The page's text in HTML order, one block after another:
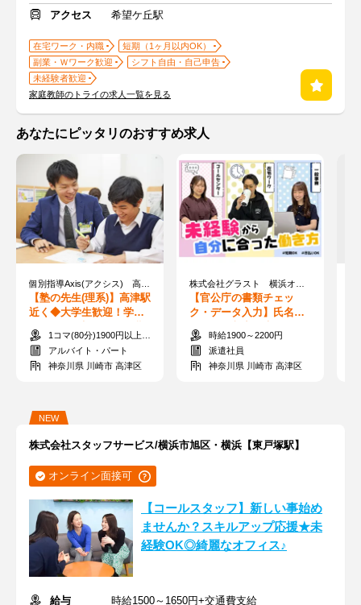
アクセス 希望ケ丘駅
在宅ワーク・内職
短期（1ヶ月以内OK）
副業・Ｗワーク歓迎
シフト自由・自己申告
未経験者歓迎
家庭教師のトライの求人一覧を見る
あなたにピッタリのおすすめ求人
【塾の先生(理系)】高津駅
近く◆大学生歓迎！学校
&テスト優先でOK◎短期
も可1コマ(80分)1900円以上＋交通費
アルバイト・パート
神奈川県 川崎市 高津区
【官公庁の書類チェッ
ク・データ入力】氏名の
ポチポチ入力★未経験で
も稼げる！日払い可◎
時給1900～2200円
派遣社員
神奈川県 川崎市 高津区
NEW
株式会社スタッフサービス/横浜市旭区・横浜【東戸塚駅】
オンライン面接可
【コールスタッフ】新しい事始め
ませんか？スキルアップ応援★未
経験OK◎綺麗なオフィス♪
給与
時給1500～1650円+交通費支給